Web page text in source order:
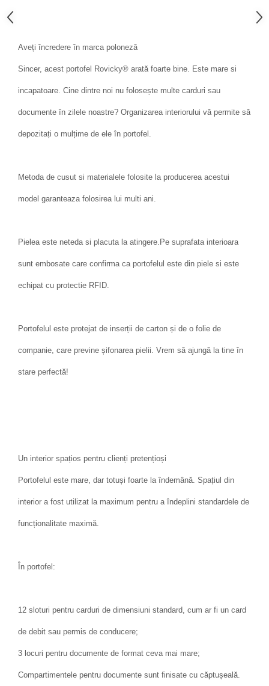
Aveți încredere în marca poloneză
Sincer, acest portofel Rovicky® arată foarte bine. Este mare si
incapatoare. Cine dintre noi nu folosește multe carduri sau
documente în zilele noastre? Organizarea interiorului vă permite să
depozitați o mulțime de ele în portofel.
Metoda de cusut si materialele folosite la producerea acestui
model garanteaza folosirea lui multi ani.
Pielea este neteda si placuta la atingere.Pe suprafata interioara
sunt embosate care confirma ca portofelul este din piele si este
echipat cu protectie RFID.
Portofelul este protejat de inserții de carton și de o folie de
companie, care previne șifonarea pielii. Vrem să ajungă la tine în
stare perfectă!
Un interior spațios pentru clienți pretențioși
Portofelul este mare, dar totuși foarte la îndemână. Spațiul din
interior a fost utilizat la maximum pentru a îndeplini standardele de
funcționalitate maximă.
În portofel:
12 sloturi pentru carduri de dimensiuni standard, cum ar fi un card
de debit sau permis de conducere;
3 locuri pentru documente de format ceva mai mare;
Compartimentele pentru documente sunt finisate cu căptușeală.